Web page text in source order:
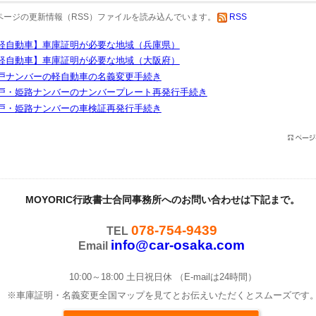
ージの更新情報（RSS）ファイルを読み込んでいます。 RSS
自動車】車庫証明が必要な地域（兵庫県）
自動車】車庫証明が必要な地域（大阪府）
ナンバーの軽自動車の名義変更手続き
・姫路ナンバーのナンバープレート再発行手続き
・姫路ナンバーの車検証再発行手続き
MOYORIC行政書士合同事務所へのお問い合わせは下記まで。
TEL 078-754-9439
Email info@car-osaka.com
10:00～18:00 土日祝日休 （E-mailは24時間）
※車庫証明・名義変更全国マップを見てとお伝えいただくとスムーズです